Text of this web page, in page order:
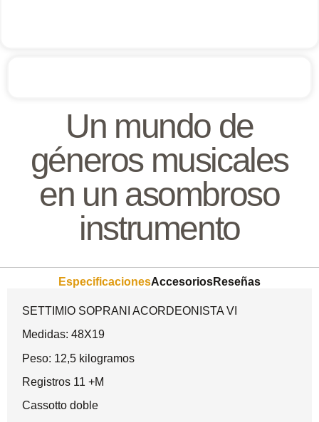
Un mundo de
géneros musicales
en un asombroso
instrumento
EspecificacionesAccesoriosReseñas
SETTIMIO SOPRANI ACORDEONISTA VI
Medidas: 48X19
Peso: 12,5 kilogramos
Registros 11 +M
Cassotto doble